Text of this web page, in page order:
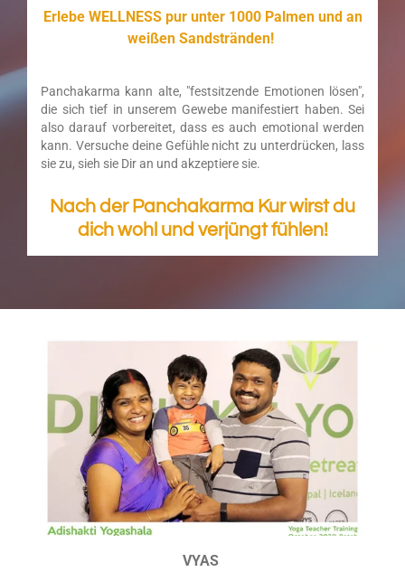
Erlebe WELLNESS pur unter 1000 Palmen und an
weißen Sandstränden!
Panchakarma kann alte, "festsitzende Emotionen lösen",
die sich tief in unserem Gewebe manifestiert haben. Sei
also darauf vorbereitet, dass es auch emotional werden
kann. Versuche deine Gefühle nicht zu unterdrücken, lass
sie zu, sieh sie Dir an und akzeptiere sie.
Nach der Panchakarma Kur wirst du
dich wohl und verjüngt fühlen!
VYAS